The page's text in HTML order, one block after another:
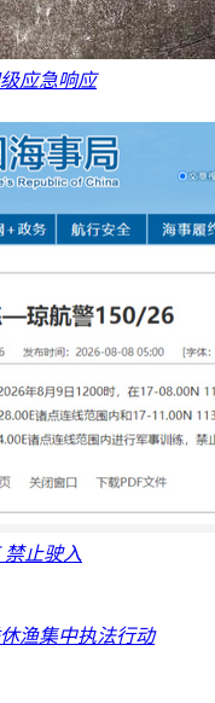
应急响应
止驶入
渔集中执法行动